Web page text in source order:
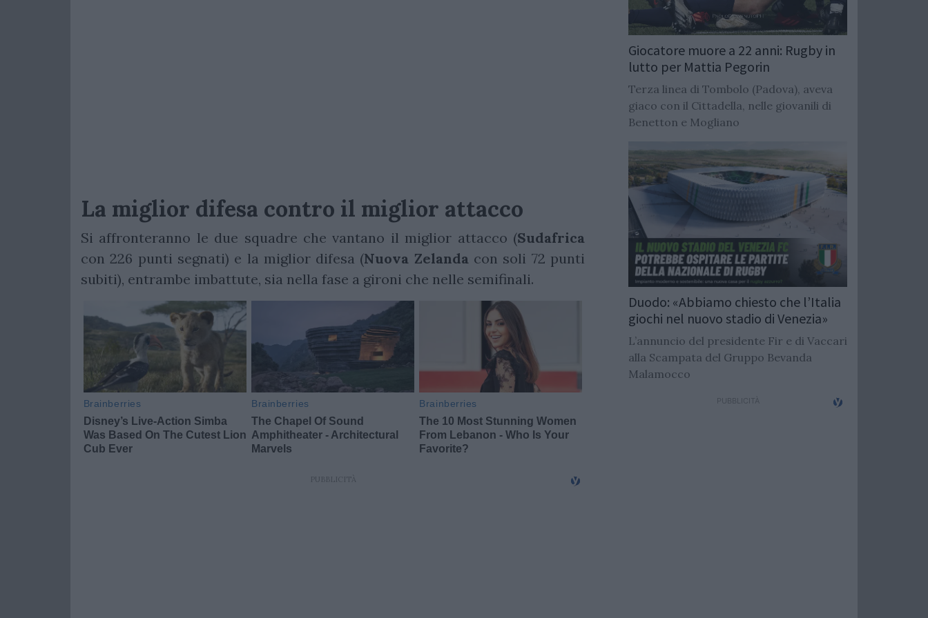
La miglior difesa contro il miglior attacco
Si affronteranno le due squadre che vantano il miglior attacco (Sudafrica
con 226 punti segnati) e la miglior difesa (Nuova Zelandacon soli 72 punti
subiti), entrambe imbattute, sia nella fase a gironi che nelle semifinali.
Giocatore muore a 22 anni: Rugby in
lutto per Mattia Pegorin
Terza linea di Tombolo (Padova), aveva
giaco con il Cittadella, nelle giovanili di
Benetton e Mogliano
Duodo: «Abbiamo chiesto che l’Italia
giochi nel nuovo stadio di Venezia»
L’annuncio del presidente Fir e di Vaccari
alla Scampata del Gruppo Bevanda
Malamocco